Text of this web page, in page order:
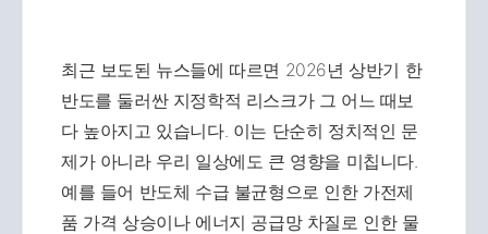
최근 보도된 뉴스들에 따르면 2026년 상반기 한
반도를 둘러싼 지정학적 리스크가 그 어느 때보
다 높아지고 있습니다. 이는 단순히 정치적인 문
제가 아니라 우리 일상에도 큰 영향을 미칩니다.
예를 들어 반도체 수급 불균형으로 인한 가전제
품 가격 상승이나 에너지 공급망 차질로 인한 물